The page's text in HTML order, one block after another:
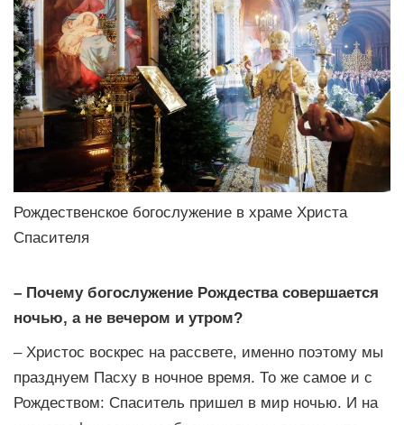
Рождественское богослужение в храме Христа
Спасителя
– Почему богослужение Рождества совершается
ночью, а не вечером и утром?
– Христос воскрес на рассвете, именно поэтому мы
празднуем Пасху в ночное время. То же самое и с
Рождеством: Спаситель пришел в мир ночью. И на